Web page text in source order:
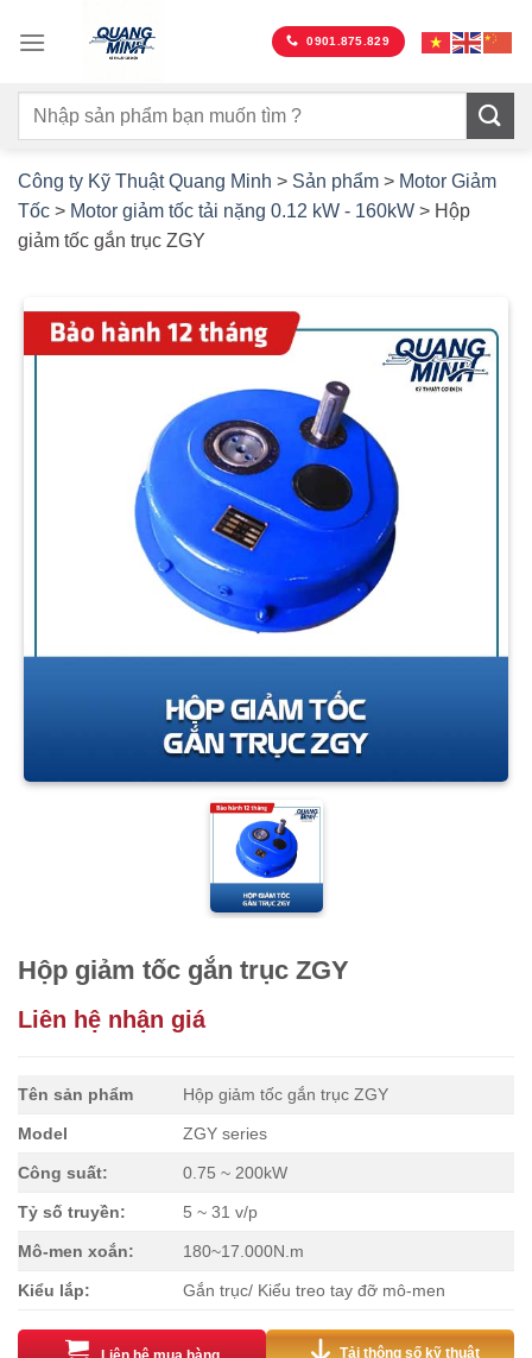
qua
dung
0901.875.829
Công ty Kỹ Thuật Quang Minh > Sản phẩm > Motor Giảm
Tốc > Motor giảm tốc tải nặng 0.12 kW - 160kW > Hộp
giảm tốc gắn trục ZGY
Hộp giảm tốc gắn trục ZGY
Liên hệ nhận giá
Tên sản phẩm Hộp giảm tốc gắn trục ZGY
Model ZGY series
Công suất: 0.75 ~ 200kW
Tỷ số truyền: 5 ~ 31 v/p
Mô-men xoắn: 180~17.000N.m
Kiểu lắp: Gắn trục/ Kiểu treo tay đỡ mô-men
Tải thông số kỹ thuật